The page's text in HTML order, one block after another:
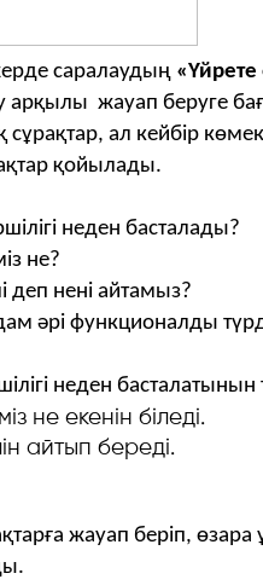
саралаудың
арқылы жауап беруге
ал кейбір
қойылады.
неден басталады?
не?
деп нені айтамыз?
әрі функционалды
неден басталатынын
не екенін біледі.
айтып береді.
жауап беріп,